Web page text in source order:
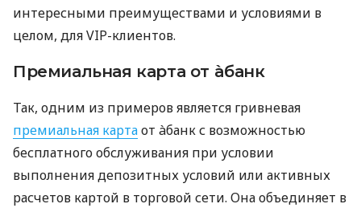
интересными преимуществами и условиями в
целом, для VIP-клиентов.
Премиальная карта от àбанк
Так, одним из примеров является гривневая
премиальная картаот àбанк с возможностью
бесплатного обслуживания при условии
выполнения депозитных условий или активных
расчетов картой в торговой сети. Она объединяет в